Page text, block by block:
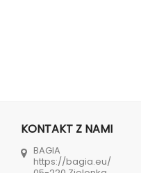
KONTAKT Z NAMI
BAGIA
https://bagia.eu/